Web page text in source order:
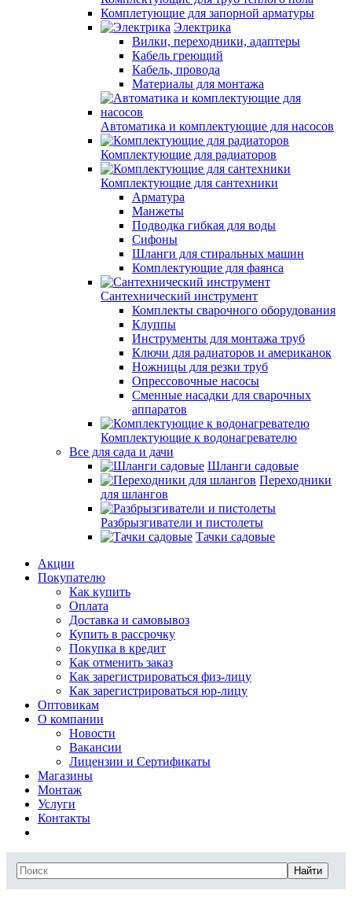
Комплетующие для запорной арматуры
Электрика
Вилки, переходники, адаптеры
Кабель греющий
Кабель, провода
Материалы для монтажа
Автоматика и комплектующие для насосов
Комплектующие для радиаторов
Комплектующие для сантехники
Арматура
Манжеты
Подводка гибкая для воды
Сифоны
Шланги для стиральных машин
Комплектующие для фаянса
Сантехнический инструмент
Комплекты сварочного оборудования
Клуппы
Инструменты для монтажа труб
Ключи для радиаторов и американок
Ножницы для резки труб
Опрессовочные насосы
Сменные насадки для сварочных
аппаратов
Комплектующие к водонагревателю
Все для сада и дачи
Шланги садовые
Переходники
для шлангов
Разбрызгиватели и пистолеты
Тачки садовые
Акции
Покупателю
Как купить
Оплата
Доставка и самовывоз
Купить в рассрочку
Покупка в кредит
Как отменить заказ
Как зарегистрироваться физ-лицу
Как зарегистрироваться юр-лицу
Оптовикам
О компании
Новости
Вакансии
Лицензии и Сертификаты
Магазины
Монтаж
Услуги
Контакты
Найти